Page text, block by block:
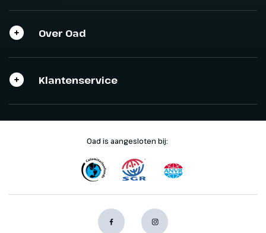
Over Oad
Klantenservice
Oad is aangesloten bij: